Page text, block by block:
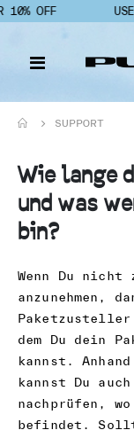
10% OFF
N
i
o
n
u
s
a
l
t
e
SUPPORT
Wie lange
und was
bin?
Wenn Du nicht
anzunehmen,
dem Du dein
kannst.
kannst Du
nachprüfen,
befindet.